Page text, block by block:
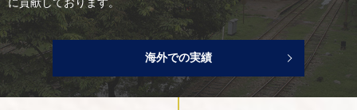
に貢献しております。
海外での実績